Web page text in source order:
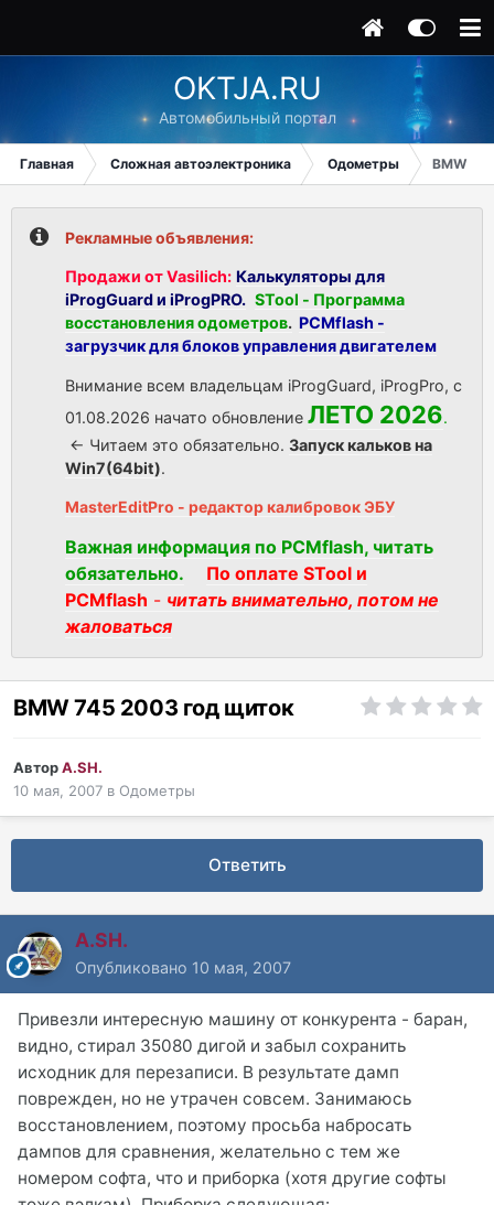
OKTJA.RU
Автомобильный портал
Главная Сложная автоэлектроника Одометры BMW
Рекламные объявления:
Продажи от Vasilich: Калькуляторы для
iProgGuard и iProgPRO. STool - Программа
восстановления одометров. PCMflash -
загрузчик для блоков управления двигателем
Внимание всем владельцам iProgGuard, iProgPro, с
01.08.2026 начато обновление ЛЕТО 2026.
<- Читаем это обязательно. Запуск кальков на
Win7(64bit).
MasterEditPro - редактор калибровок ЭБУ
Важная информация по PCMflash, читать
обязательно.
По оплате STool и
PCMflash - читать внимательно, потом не
жаловаться
BMW 745 2003 год щиток
АвторA.SH.
10 мая, 2007 в Одометры
Ответить
A.SH.
Опубликовано 10 мая, 2007
Привезли интересную машину от конкурента - баран,
видно, стирал 35080 дигой и забыл сохранить
исходник для перезаписи. В результате дамп
поврежден, но не утрачен совсем. Занимаюсь
восстановлением, поэтому просьба набросать
дампов для сравнения, желательно с тем же
номером софта, что и приборка (хотя другие софты